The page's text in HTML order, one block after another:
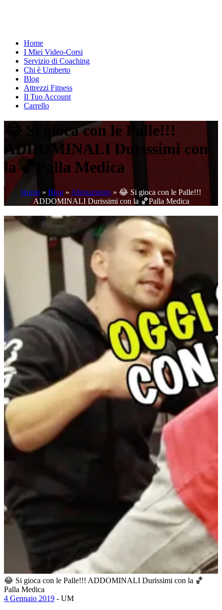
Home
I Miei Video-Corsi
Servizio di Coaching
Chi è Umberto
Blog
Attrezzi Fitness
Il Tuo Account
Carrello
😂 Si gioca con le Palle!!!
ADDOMINALI Durissimi con
la 🏀Palla Medica
Home » Blog » Allenamento » 😂 Si gioca con le Palle!!!
ADDOMINALI Durissimi con la 🏀Palla Medica
😂 Si gioca con le Palle!!! ADDOMINALI Durissimi con la 🏀
Palla Medica
4 Gennaio 2019 - UM